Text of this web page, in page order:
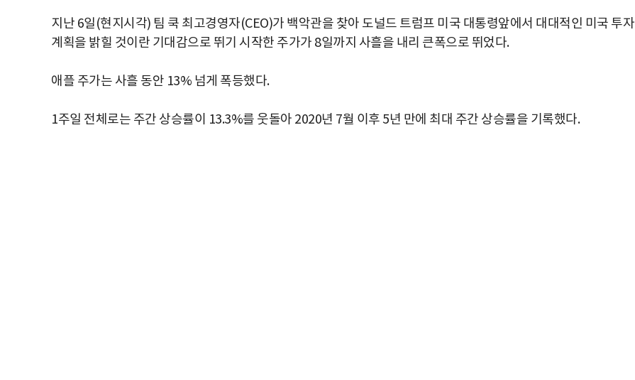
지난 6일(현지시각) 팀 쿡 최고경영자(CEO)가 백악관을 찾아 도널드 트럼프 미국 대통령앞에서 대대적인 미국 투자
계획을 밝힐 것이란 기대감으로 뛰기 시작한 주가가 8일까지 사흘을 내리 큰폭으로 뛰었다.
애플 주가는 사흘 동안 13% 넘게 폭등했다.
1주일 전체로는 주간 상승률이 13.3%를 웃돌아 2020년 7월 이후 5년 만에 최대 주간 상승률을 기록했다.